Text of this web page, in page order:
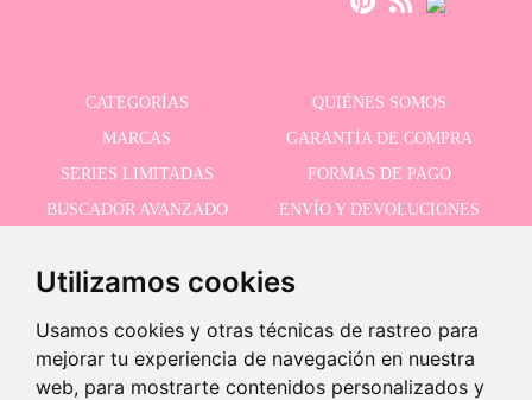
Utilizamos cookies
Usamos cookies y otras técnicas de rastreo para
mejorar tu experiencia de navegación en nuestra
web, para mostrarte contenidos personalizados y
CATEGORÍAS
QUIÉNES SOMOS
MARCAS
GARANTÍA DE COMPRA
SERIES LIMITADAS
FORMAS DE PAGO
BUSCADOR AVANZADO
ENVÍO Y DEVOLUCIONES
RECIBE NUESTRAS ÚLTIMAS NOVEDADES